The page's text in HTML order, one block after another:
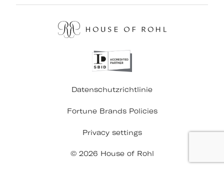
Datenschutzrichtlinie
Fortune Brands Policies
Privacy settings
© 2026 House of Rohl